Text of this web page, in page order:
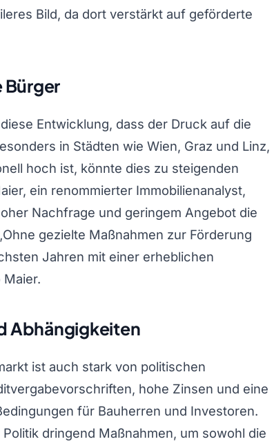
Bild, da dort verstärkt auf geförderte
Bürger
Entwicklung, dass der Druck auf die
in Städten wie Wien, Graz und Linz,
hoch ist, könnte dies zu steigenden
ein renommierter Immobilienanalyst,
Nachfrage und geringem Angebot die
gezielte Maßnahmen zur Förderung
Jahren mit einer erheblichen
Abhängigkeiten
ist auch stark von politischen
hohe Zinsen und eine
für Bauherren und Investoren.
dringend Maßnahmen, um sowohl die